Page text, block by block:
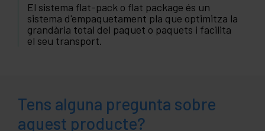
El sistema flat-pack o flat package és un
sistema d'empaquetament pla que optimitza la
grandària total del paquet o paquets i facilita
el seu transport.
Tens alguna pregunta sobre
aquest producte?